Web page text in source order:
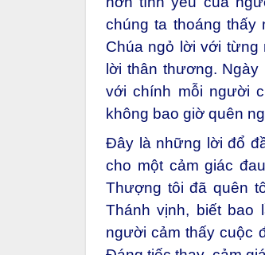
chúng ta thoáng thấy
Chúa ngỏ lời với
lời thân thương.
với chính mỗi người
không bao giờ quên
Đây là những lời đổ
cho một cảm giác
Thượng tôi đã quên
Thánh vịnh, biết bao
người cảm thấy cuộc